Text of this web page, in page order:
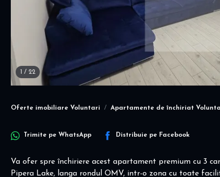
/ 22
Oferte imobiliare Voluntari Apartamente de închiriat
Trimite pe WhatsApp Distribuie pe Facebook
Va ofer spre închiriere acest apartament premium cu 3
Pipera Lake, langa rondul OMV, intr-o zona cu toate